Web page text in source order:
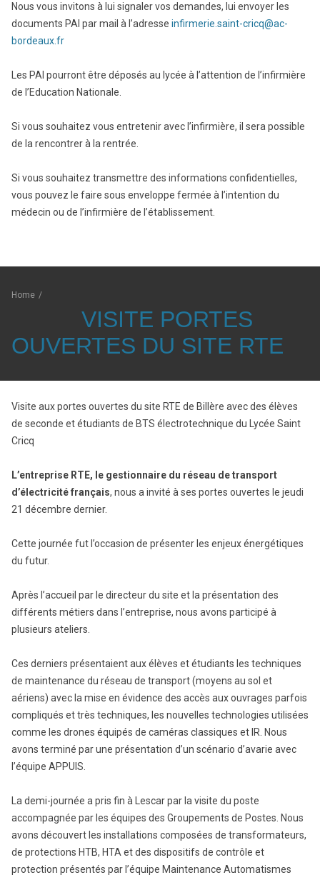
Nous vous invitons à lui signaler vos demandes, lui envoyer les
documents PAI par mail à l’adresse infirmerie.saint-cricq@ac-
bordeaux.fr
Les PAI pourront être déposés au lycée à l’attention de l’infirmière
de l’Education Nationale.
Si vous souhaitez vous entretenir avec l’infirmière, il sera possible
de la rencontrer à la rentrée.
Si vous souhaitez transmettre des informations confidentielles,
vous pouvez le faire sous enveloppe fermée à l’intention du
médecin ou de l’infirmière de l’établissement.
Home /
VISITE PORTES
OUVERTES DU SITE RTE
Visite aux portes ouvertes du site RTE de Billère avec des élèves
de seconde et étudiants de BTS électrotechnique du Lycée Saint
Cricq
L’entreprise RTE, le gestionnaire du réseau de transport
d’électricité français, nous a invité à ses portes ouvertes le jeudi
21 décembre dernier.
Cette journée fut l’occasion de présenter les enjeux énergétiques
du futur.
Après l’accueil par le directeur du site et la présentation des
différents métiers dans l’entreprise, nous avons participé à
plusieurs ateliers.
Ces derniers présentaient aux élèves et étudiants les techniques
de maintenance du réseau de transport (moyens au sol et
aériens) avec la mise en évidence des accès aux ouvrages parfois
compliqués et très techniques, les nouvelles technologies utilisées
comme les drones équipés de caméras classiques et IR. Nous
avons terminé par une présentation d’un scénario d’avarie avec
l’équipe APPUIS.
La demi-journée a pris fin à Lescar par la visite du poste
accompagnée par les équipes des Groupements de Postes. Nous
avons découvert les installations composées de transformateurs,
de protections HTB, HTA et des dispositifs de contrôle et
protection présentés par l’équipe Maintenance Automatismes